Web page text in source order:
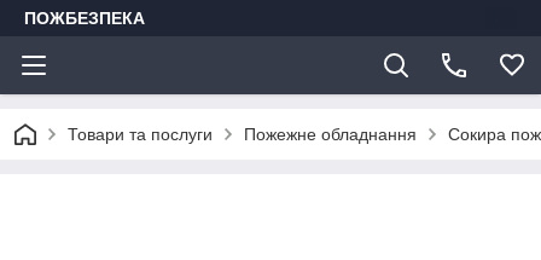
ПОЖБЕЗПЕКА
Товари та послуги Пожежне обладнання Сокира